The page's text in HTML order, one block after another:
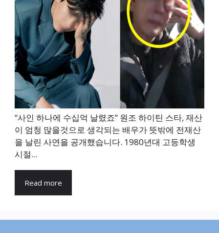
“사인 하나에 수십억 날렸죠” 원조 하이틴 스타, 재산
이 엄청 많을것으로 생각되는 배우가 뜻밖에 전재산
을 날린 사연을 공개했습니다. 1980년대 고등학생
시절...
Read more